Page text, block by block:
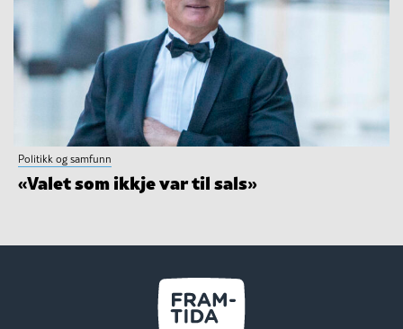
Politikk og samfunn
«Valet som ikkje var til sals»